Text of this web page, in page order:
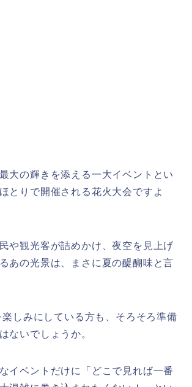
大の輝きを添える一大イベントとい
とりで開催される花火大会ですよ
や観光客が詰めかけ、夜空を見上げ
あの光景は、まさに夏の醍醐味と言
しみにしている方も、そろそろ準備
ないでしょうか。
イベントだけに「どこで見れば一番